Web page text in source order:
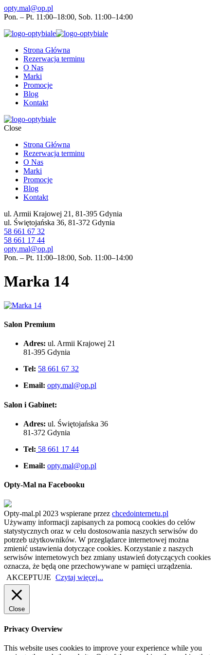
opty.mal@op.pl
Pon. – Pt. 11:00–18:00, Sob. 11:00–14:00
Strona Główna
Rezerwacja terminu
O Nas
Marki
Promocje
Blog
Kontakt
Close
Strona Główna
Rezerwacja terminu
O Nas
Marki
Promocje
Blog
Kontakt
ul. Armii Krajowej 21, 81-395 Gdynia
ul. Świętojańska 36, 81-372 Gdynia
58 661 67 32
58 661 17 44
opty.mal@op.pl
Pon. – Pt. 11:00–18:00, Sob. 11:00–14:00
Marka 14
Salon Premium
Adres: ul. Armii Krajowej 21
81-395 Gdynia
Tel: 58 661 67 32
Email: opty.mal@op.pl
Salon i Gabinet:
Adres: ul. Świętojańska 36
81-372 Gdynia
Tel: 58 661 17 44
Email: opty.mal@op.pl
Opty-Mal na Facebooku
Opty-mal.pl 2023 wspierane przez chcedointernetu.pl
Używamy informacji zapisanych za pomocą cookies do celów
statystycznych oraz w celu dostosowania naszych serwisów do
potrzeb użytkowników. W przeglądarce internetowej można
zmienić ustawienia dotyczące cookies. Korzystanie z naszych
serwisów internetowych bez zmiany ustawień dotyczących cookies
oznacza, że będą one przechowywane w pamięci urządzenia.
AKCEPTUJE Czytaj więcej...
Close
Privacy Overview
This website uses cookies to improve your experience while you